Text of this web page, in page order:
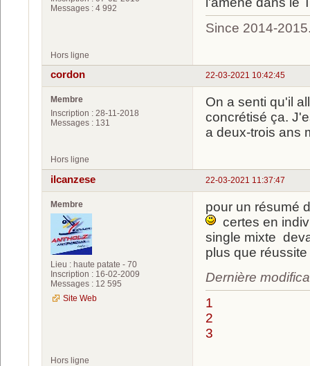
Messages : 4 992
Since 2014-
Hors ligne
22-03-2021 10:42:45
cordon
Membre
Inscription : 28-11-2018
Messages : 131
On a senti qu'il
concrétisé ça.
a deux-trois ans
Hors ligne
22-03-2021 11:37:47
ilcanzese
Membre
Lieu : haute patate - 70
Inscription : 16-02-2009
Messages : 12 595
Site Web
pour un résumé
certes en
single mixte
plus que réussite
Dernière
1
2
3
Hors ligne